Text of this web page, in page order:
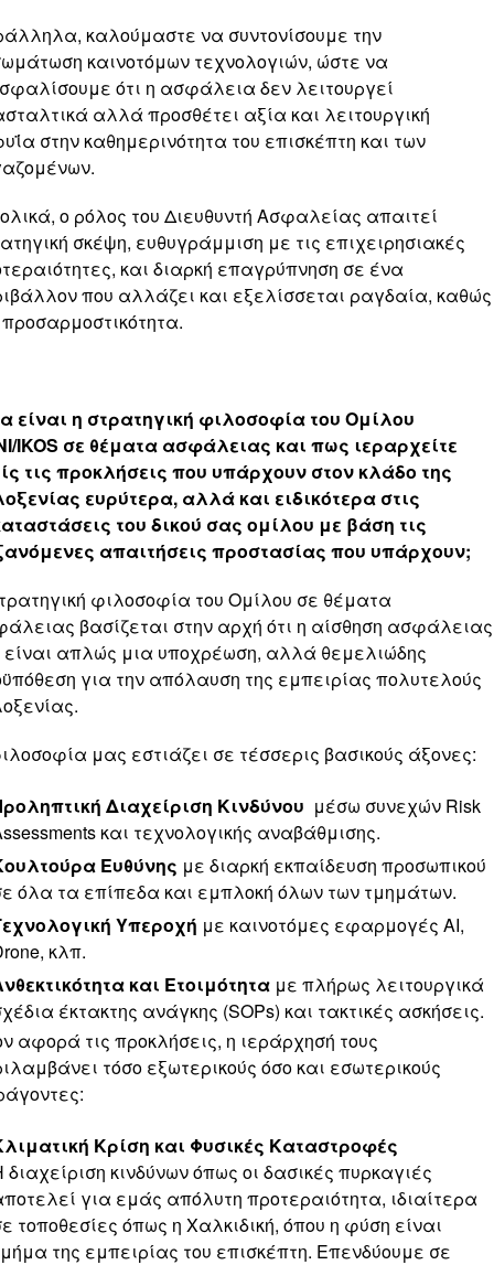
καλούμαστε να συντονίσουμε την
καινοτόμων τεχνολογιών, ώστε να
ότι η ασφάλεια δεν λειτουργεί
αλλά προσθέτει αξία και λειτουργική
στην καθημερινότητα του επισκέπτη και των
ο ρόλος του Διευθυντή Ασφαλείας απαιτεί
σκέψη, ευθυγράμμιση με τις επιχειρησιακές
και διαρκή επαγρύπνηση σε ένα
που αλλάζει και εξελίσσεται ραγδαία, καθώς
είναι η στρατηγική φιλοσοφία του Ομίλου
IKOS σε θέματα ασφάλειας και πως ιεραρχείτε
τις προκλήσεις που υπάρχουν στον κλάδο της
ευρύτερα, αλλά και ειδικότερα στις
του δικού σας ομίλου με βάση τις
απαιτήσεις προστασίας που υπάρχουν;
φιλοσοφία του Ομίλου σε θέματα
βασίζεται στην αρχή ότι η αίσθηση ασφάλειας
είναι απλώς μια υποχρέωση, αλλά θεμελιώδης
για την απόλαυση της εμπειρίας πολυτελούς
μας εστιάζει σε τέσσερις βασικούς άξονες:
Διαχείριση Κινδύνου μέσω συνεχών Risk
και τεχνολογικής αναβάθμισης.
Ευθύνης με διαρκή εκπαίδευση προσωπικού
όλα τα επίπεδα και εμπλοκή όλων των τμημάτων.
Υπεροχή με καινοτόμες εφαρμογές AI,
κλπ.
και Ετοιμότητα με πλήρως λειτουργικά
έκτακτης ανάγκης (SOPs) και τακτικές ασκήσεις.
αφορά τις προκλήσεις, η ιεράρχησή τους
τόσο εξωτερικούς όσο και εσωτερικούς
Κρίση και Φυσικές Καταστροφές
διαχείριση κινδύνων όπως οι δασικές πυρκαγιές
για εμάς απόλυτη προτεραιότητα, ιδιαίτερα
τοποθεσίες όπως η Χαλκιδική, όπου η φύση είναι
της εμπειρίας του επισκέπτη. Επενδύουμε σε